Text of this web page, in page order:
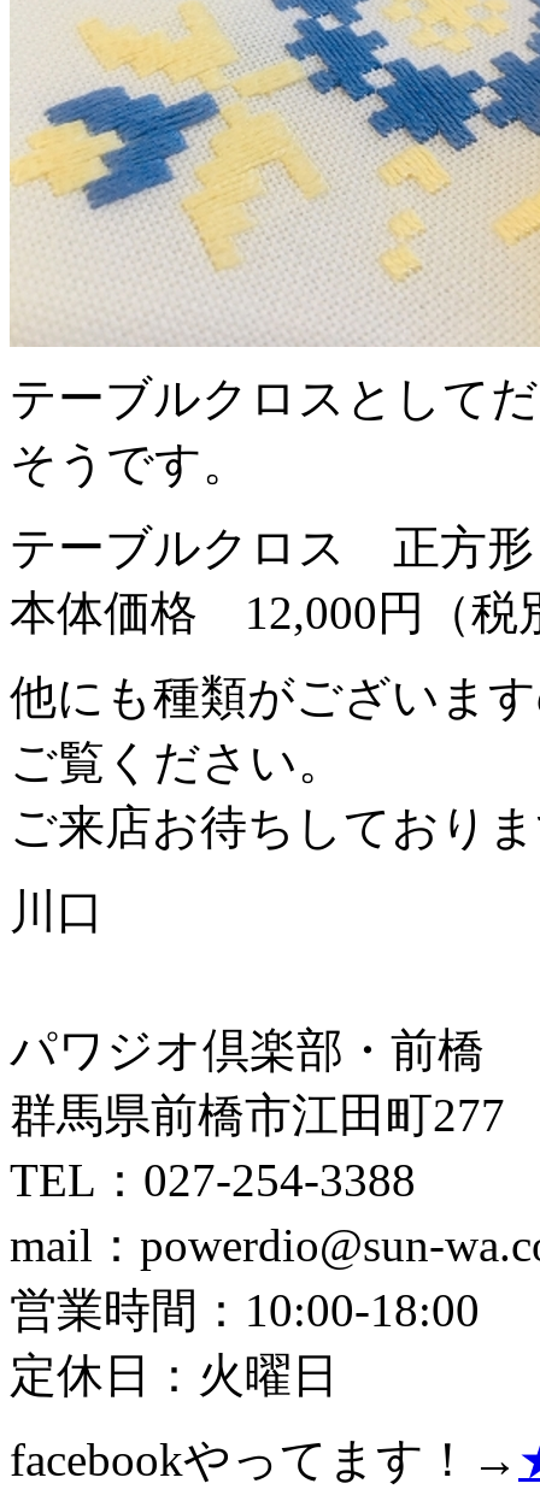
テーブルクロスとして
そうです。
テーブルクロス 正方形
本体価格 12,000円（税
他にも種類がございま
ご覧ください。
ご来店お待ちしており
川口
パワジオ倶楽部・前橋
群馬県前橋市江田町277
TEL：027-254-3388
mail：powerdio@sun-
営業時間：10:00-18:00
定休日：火曜日
facebookやってます！→